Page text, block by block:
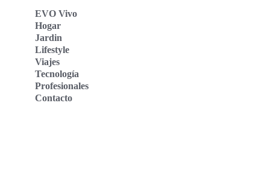
EVO Vivo
Hogar
Jardin
Lifestyle
Viajes
Tecnología
Profesionales
Contacto